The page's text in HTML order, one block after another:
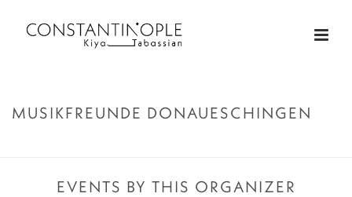
MUSIKFREUNDE DONAUESCHINGEN
EVENTS BY THIS ORGANIZER